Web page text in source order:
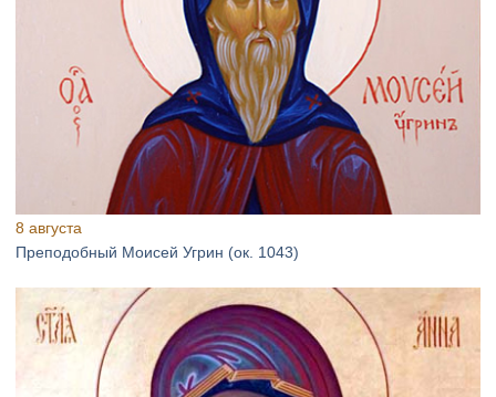
8 августа
Преподобный Моисей Угрин (ок. 1043)